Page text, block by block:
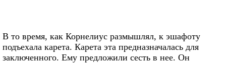
В то время, как Корнелиус размышлял, к эшафоту
подъехала карета. Карета эта предназначалась для
заключенного. Ему предложили сесть в нее. Он